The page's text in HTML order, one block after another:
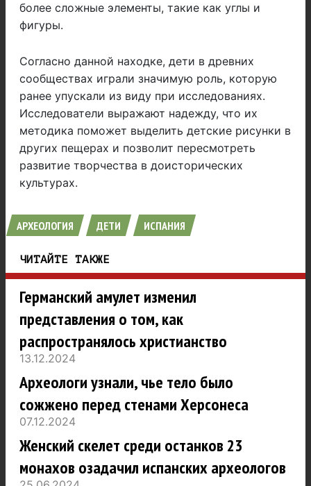
более сложные элементы, такие как углы и
фигуры.
Согласно данной находке, дети в древних
сообществах играли значимую роль, которую
ранее упускали из виду при исследованиях.
Исследователи выражают надежду, что их
методика поможет выделить детские рисунки в
других пещерах и позволит пересмотреть
развитие творчества в доисторических
культурах.
АРХЕОЛОГИЯ ДЕТИ ИСПАНИЯ
ЧИТАЙТЕ ТАКЖЕ
Германский амулет изменил
представления о том, как
распространялось христианство
13.12.2024
Археологи узнали, чье тело было
сожжено перед стенами Херсонеса
07.12.2024
Женский скелет среди останков 23
монахов озадачил испанских археологов